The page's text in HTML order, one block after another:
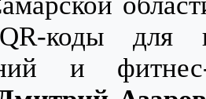
коды для
и